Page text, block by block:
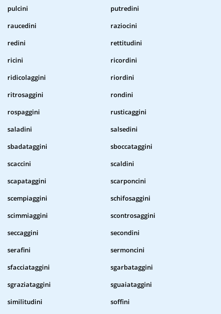
pulcini
putredini
raucedini
raziocini
redini
rettitudini
ricini
ricordini
ridicolaggini
riordini
ritrosaggini
rondini
rospaggini
rusticaggini
saladini
salsedini
sbadataggini
sboccataggini
scaccini
scaldini
scapataggini
scarponcini
scempiaggini
schifosaggini
scimmiaggini
scontrosaggini
seccaggini
secondini
serafini
sermoncini
sfacciataggini
sgarbataggini
sgraziataggini
sguaiataggini
similitudini
soffini